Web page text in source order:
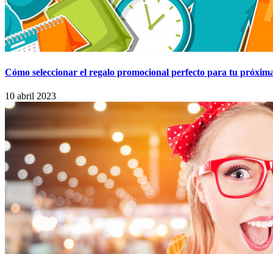
Cómo seleccionar el regalo promocional perfecto para tu
10 abril 2023